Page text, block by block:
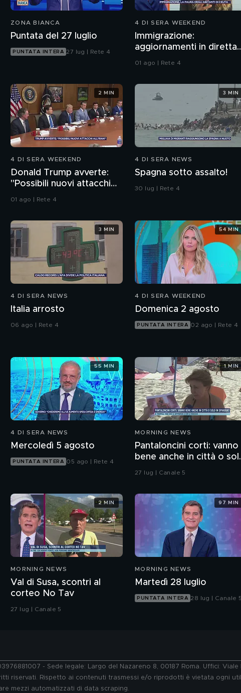
ZONA BIANCA
Puntata del 27 luglio
PUNTATA INTERA 27 lug | Rete 4
4 DI SERA WEEKEND
Immigrazione:
aggiornamenti in diretta
da Ceuta
01 ago | Rete 4
4 DI SERA WEEKEND
Donald Trump avverte:
"Possibili nuovi attacchi
all'Iran"
01 ago | Rete 4
2 MIN
4 DI SERA NEWS
Spagna sotto assalto!
30 lug | Rete 4
3 MIN
4 DI SERA NEWS
Italia arrosto
06 ago | Rete 4
3 MIN
4 DI SERA WEEKEND
Domenica 2 agosto
PUNTATA INTERA 02 ago | Rete 4
54 MIN
4 DI SERA NEWS
Mercoledì 5 agosto
PUNTATA INTERA 05 ago | Rete 4
55 MIN
MORNING NEWS
Pantaloncini corti: vanno
bene anche in città o
in spiaggia?
27 lug | Canale 5
1 MIN
MORNING NEWS
Val di Susa, scontri al
corteo No Tav
27 lug | Canale 5
2 MIN
MORNING NEWS
Martedì 28 luglio
PUNTATA INTERA 28 lug | Canale 5
97 MIN
- Sede legale: Largo del Nazareno 8, 00187 Roma. Uffici:
riservati. Rispetto ai contenuti trasmessi e/o riprodotti è vietata ogni
mezzi automatizzati di data scraping.